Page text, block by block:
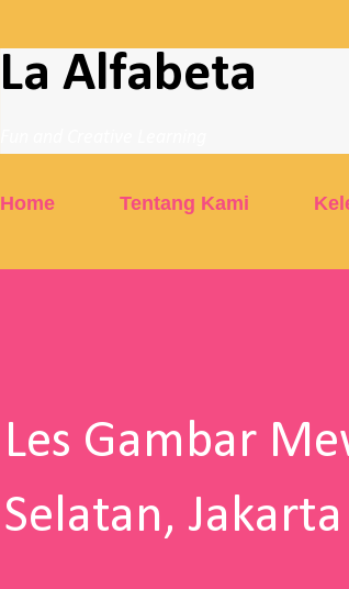
La Alfabeta
Home Tentang Kami
Les Gambar
Selatan,